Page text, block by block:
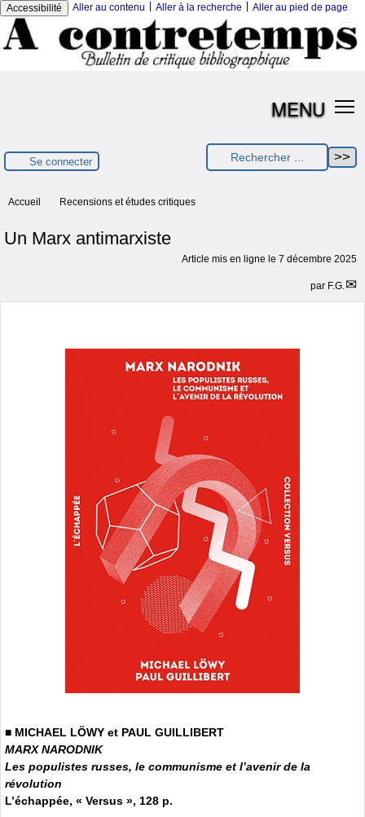
Accessibilité Aller au contenu Aller à la recherche Aller au pied de page
MENU
Se connecter
Accueil Recensions et études critiques
Un Marx antimarxiste
Article mis en ligne le 7 décembre 2025
par F.G.
■ MICHAEL LÖWY et PAUL GUILLIBERT
MARX NARODNIK
Les populistes russes, le communisme et l’avenir de la
révolution
L’échappée, « Versus », 128 p.